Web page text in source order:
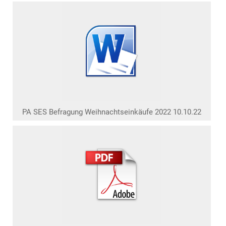
PA SES Befragung Weihnachtseinkäufe 2022 10.10.22